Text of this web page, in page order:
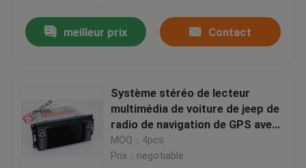
meilleur prix Contact
Système stéréo de lecteur
multimédia de voiture de jeep de
radio de navigation de GPS avec
la fonction arrière de
visionnement
MOQ：4pcs
Prix：negotiable